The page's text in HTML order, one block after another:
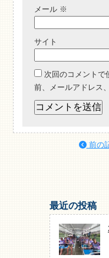
メール ※
サイト
次回のコメントで
前、メールアドレス
前の
最近の投稿